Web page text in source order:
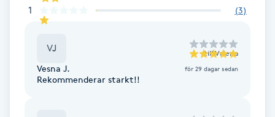
Fotvård
Fransborttagning
1 (3)
VJ till Valeria
Vesna J. för 29 dagar sedan
Rekommenderar starkt!!